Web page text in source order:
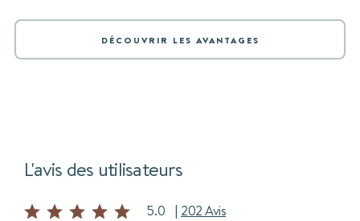
DÉCOUVRIR LES AVANTAGES
L'avis des utilisateurs
5.0 | 202 Avis